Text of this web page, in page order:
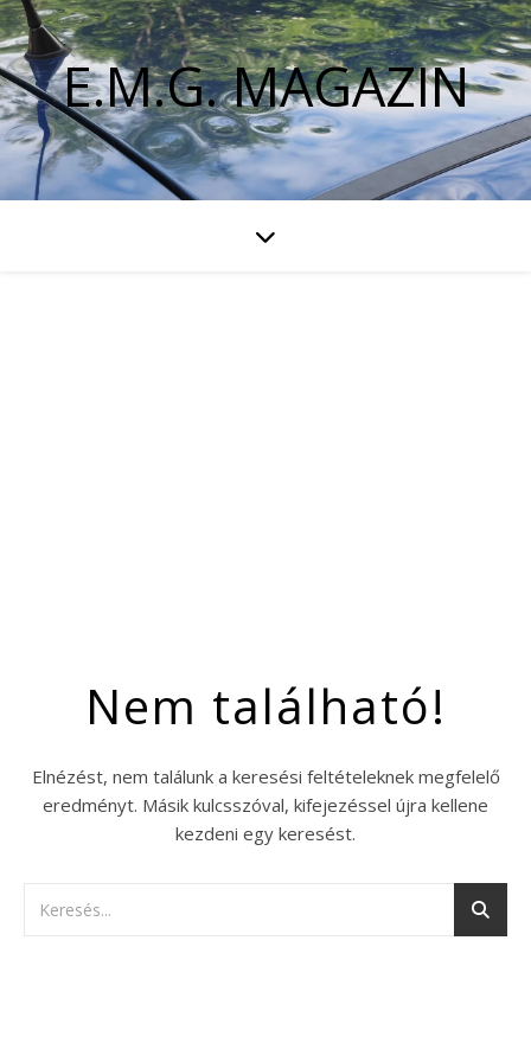
E.M.G. MAGAZIN
Nem található!
Elnézést, nem találunk a keresési feltételeknek megfelelő
eredményt. Másik kulcsszóval, kifejezéssel újra kellene
kezdeni egy keresést.